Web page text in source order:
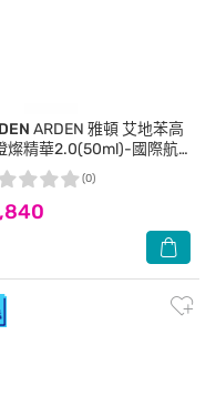
ARDEN 雅頓 艾地苯高
燦精華2.0(50ml)-國際航
(0)